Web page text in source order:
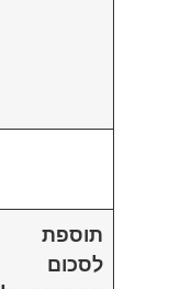
תוספת
לסכום